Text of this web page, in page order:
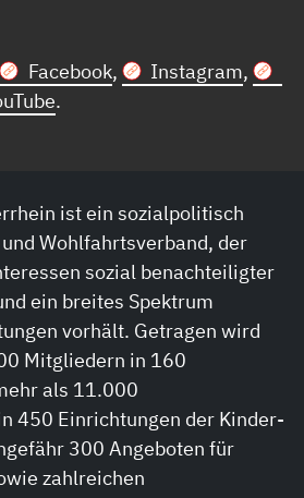
Facebook, Instagram,
.
ist ein sozialpolitisch
Wohlfahrtsverband, der
sozial benachteiligter
ein breites Spektrum
vorhält. Getragen wird
Mitgliedern in 160
als 11.000
450 Einrichtungen der Kinder-
300 Angeboten für
zahlreichen